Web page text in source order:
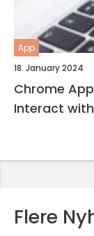
App
18. January 2024
Chrome
Interact
Flere